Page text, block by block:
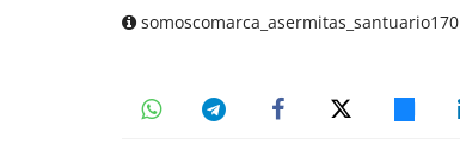
somoscomarca_asermitas_santuario170